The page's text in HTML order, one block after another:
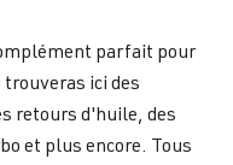
parfait pour
ici des
retours d'huile, des
et plus encore. Tous